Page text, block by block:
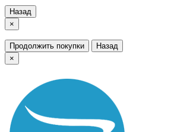
Назад
×
Продолжить покупки
Назад
×